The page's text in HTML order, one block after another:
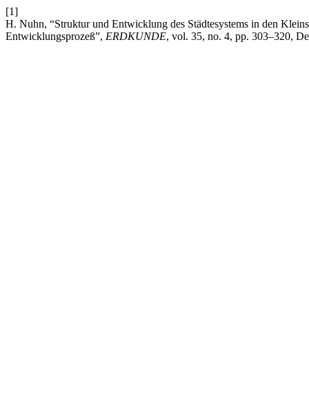
[1]
H. Nuhn, “Struktur und Entwicklung des Städtesystems in den
Entwicklungsprozeß”, ERDKUNDE, vol. 35, no. 4, pp. 303–320,